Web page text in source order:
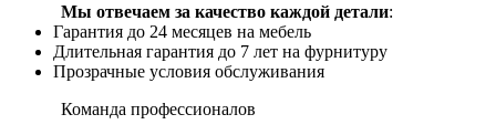
Мы отвечаем за качество каждой детали:
Гарантия до 24 месяцев на мебель
Длительная гарантия до 7 лет на фурнитуру
Прозрачные условия обслуживания
Команда профессионалов